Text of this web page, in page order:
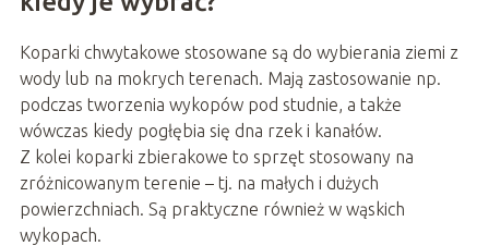
Koparki chwytakowe stosowane są do wybierania ziemi z
wody lub na mokrych terenach. Mają zastosowanie np.
podczas tworzenia wykopów pod studnie, a także
wówczas kiedy pogłębia się dna rzek i kanałów.
Z kolei koparki zbierakowe to sprzęt stosowany na
zróżnicowanym terenie – tj. na małych i dużych
powierzchniach. Są praktyczne również w wąskich
wykopach.